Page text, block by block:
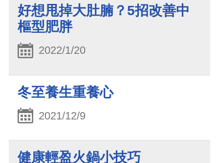
好想甩掉大肚腩？5招改善中
樞型肥胖
2022/1/20
冬至養生重養心
2021/12/9
健康輕盈火鍋小技巧